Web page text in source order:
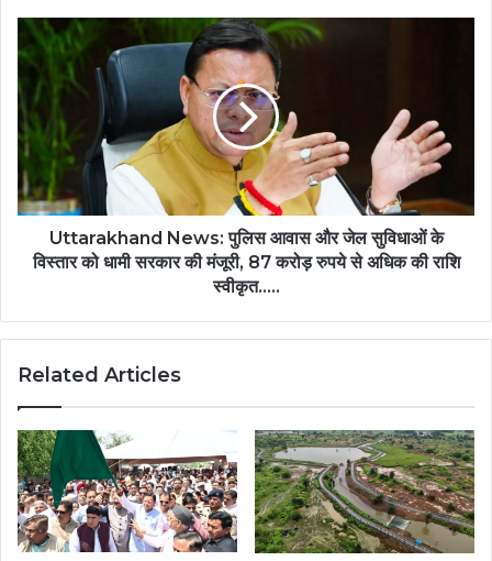
4.73
करोड़
रुपए
स्वीकृत….
Uttarakhand
News:
आवास
और
जेल
सुविधाओं
के
विस्तार
धामी
मंजूरी,
करोड़
अधिक
की
राशि
स्वीकृत.....
Uttarakhand News: पुलिस आवास और जेल सुविधाओं के
विस्तार को धामी सरकार की मंजूरी, 87 करोड़ रुपये से अधिक की राशि
स्वीकृत.....
Related Articles